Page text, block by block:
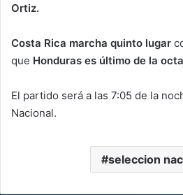
Ortiz.
Costa Rica marcha quinto lugar
que Honduras es último de la
El partido será a las 7:05 de la
Nacional.
seleccion